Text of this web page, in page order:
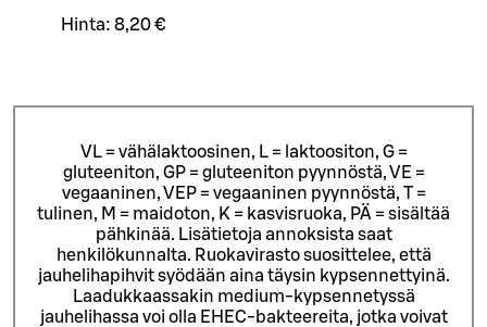
Hinta: 8,20 €
VL = vähälaktoosinen, L = laktoositon, G =
gluteeniton, GP = gluteeniton pyynnöstä, VE =
vegaaninen, VEP = vegaaninen pyynnöstä, T =
tulinen, M = maidoton, K = kasvisruoka, PÄ = sisältää
pähkinää. Lisätietoja annoksista saat
henkilökunnalta. Ruokavirasto suosittelee, että
jauhelihapihvit syödään aina täysin kypsennettyinä.
Laadukkaassakin medium-kypsennetyssä
jauhelihassa voi olla EHEC-bakteereita, jotka voivat